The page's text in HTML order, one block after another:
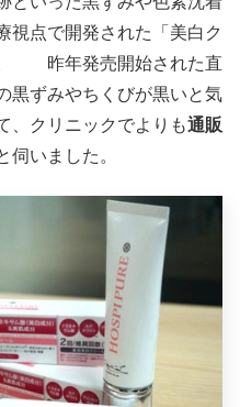
視点で開発された「美白ク
。 昨年発売開始された直
黒ずみやちくびが黒いと気
、クリニックでよりも通販
伺いました。